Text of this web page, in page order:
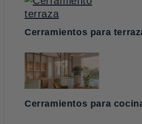
Cerramientos para
Cerramientos para